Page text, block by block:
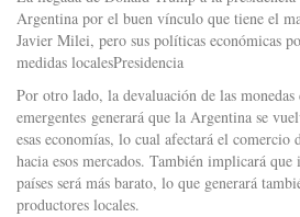
Argentina por el buen vínculo que tiene el
Javier Milei, pero sus políticas económicas
medidas localesPresidencia
Por otro lado, la devaluación de las monedas
emergentes generará que la Argentina se
esas economías, lo cual afectará el comercio
hacia esos mercados. También implicará
países será más barato, lo que generará
productores locales.